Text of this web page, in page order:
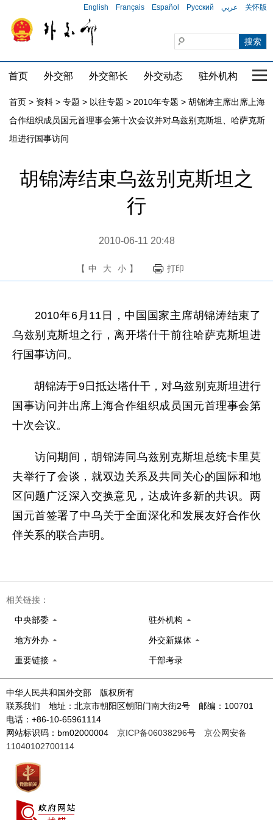
English Français Español Русский عربي 关怀版
首页 外交部 外交部长 外交动态 驻外机构 国
首页 > 资料 > 专题 > 以往专题 > 2010年专题 > 胡锦涛主席出席上海
合作组织成员国元首理事会第十次会议并对乌兹别克斯坦、哈萨克斯
坦进行国事访问
胡锦涛结束乌兹别克斯坦之
行
2010-06-11 20:48
【 中 大 小 】 打印
2010年6月11日，中国国家主席胡锦涛结束了
乌兹别克斯坦之行，离开塔什干前往哈萨克斯坦进
行国事访问。
胡锦涛于9日抵达塔什干，对乌兹别克斯坦进行
国事访问并出席上海合作组织成员国元首理事会第
十次会议。
访问期间，胡锦涛同乌兹别克斯坦总统卡里莫
夫举行了会谈，就双边关系及共同关心的国际和地
区问题广泛深入交换意见，达成许多新的共识。两
国元首签署了中乌关于全面深化和发展友好合作伙
伴关系的联合声明。
相关链接：
中央部委 驻外机构
地方外办 外交新媒体
重要链接 干部考录
中华人民共和国外交部 版权所有
联系我们 地址：北京市朝阳区朝阳门南大街2号 邮编：100701
电话：+86-10-65961114
网站标识码：bm02000004 京ICP备06038296号
京公网安备
11040102700114